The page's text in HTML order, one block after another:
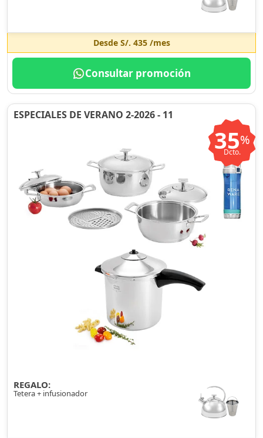
Desde S/. 435/mes
Consultar promoción
ESPECIALES DE VERANO 2-2026 - 11
35%
Dcto.
REGALO:
Tetera + infusionador